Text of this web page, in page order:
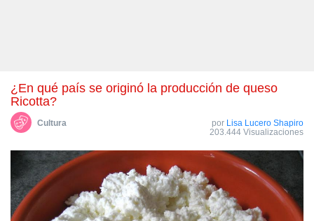
¿En qué país se originó la producción de queso
Ricotta?
Cultura por Lisa Lucero Shapiro
203.444 Visualizaciones